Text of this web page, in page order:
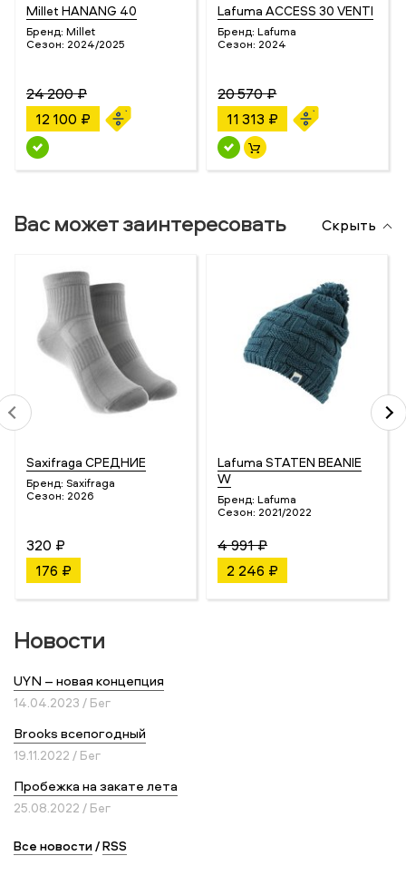
Millet HANANG 40
Бренд: Millet
Сезон: 2024/2025
24 200 ₽
12 100 ₽
Lafuma ACCESS 30 VENTI
Бренд: Lafuma
Сезон: 2024
20 570 ₽
11 313 ₽
Вас может заинтересовать Скрыть
Saxifraga СРЕДНИЕ
Бренд: Saxifraga
Сезон: 2026
320 ₽
176 ₽
Lafuma STATEN BEANIE
W
Бренд: Lafuma
Сезон: 2021/2022
4 991 ₽
2 246 ₽
Новости
UYN – новая концепция
14.04.2023 / Бег
Brooks всепогодный
19.11.2022 / Бег
Пробежка на закате лета
25.08.2022 / Бег
Все новости/RSS